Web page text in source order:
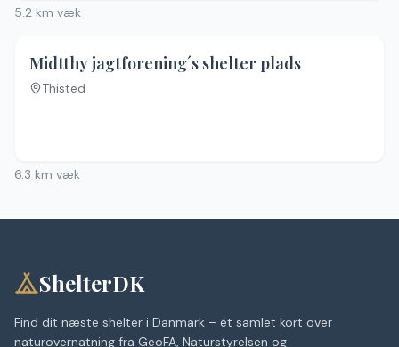
5.2 km væk
Midtthy jagtforening´s shelter plads
Thisted
6.3 km væk
ShelterDK
Find dit næste shelter i Danmark – ét samlet kort over
naturovernatning fra GeoFA, Naturstyrelsen og